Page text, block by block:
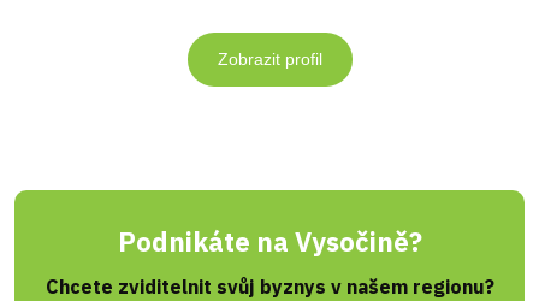
Zobrazit profil
Podnikáte na Vysočině?
Chcete zviditelnit svůj byznys v našem regionu?